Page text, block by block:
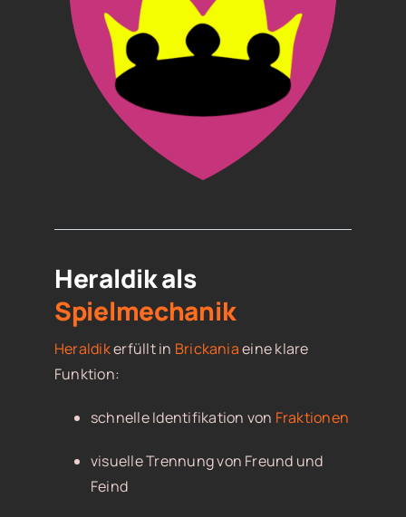
Heraldik als
Spielmechanik
Heraldikerfüllt in Brickaniaeine klare
Funktion:
schnelle Identifikation von Fraktionen
visuelle Trennung von Freund und
Feind